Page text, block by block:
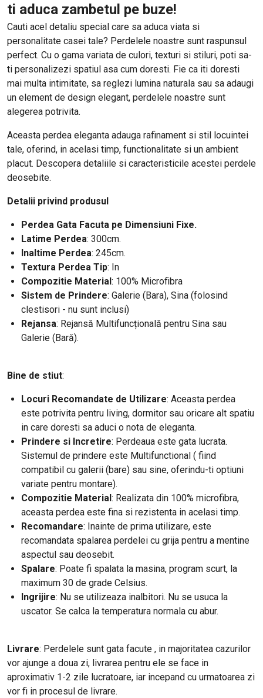
ti aduca zambetul pe buze!
Cauti acel detaliu special care sa aduca viata si
personalitate casei tale? Perdelele noastre sunt raspunsul
perfect. Cu o gama variata de culori, texturi si stiluri, poti sa-
ti personalizezi spatiul asa cum doresti. Fie ca iti doresti
mai multa intimitate, sa reglezi lumina naturala sau sa adaugi
un element de design elegant, perdelele noastre sunt
alegerea potrivita.
Aceasta perdea eleganta adauga rafinament si stil locuintei
tale, oferind, in acelasi timp, functionalitate si un ambient
placut. Descopera detaliile si caracteristicile acestei perdele
deosebite.
Detalii privind produsul
Perdea Gata Facuta pe Dimensiuni Fixe.
Latime Perdea: 300cm.
Inaltime Perdea: 245cm.
Textura Perdea Tip: In
Compozitie Material: 100% Microfibra
Sistem de Prindere: Galerie (Bara), Sina (folosind
clestisori - nu sunt inclusi)
Rejansa: Rejansă Multifuncțională pentru Sina sau
Galerie (Bară).
Bine de stiut:
Locuri Recomandate de Utilizare: Aceasta perdea
este potrivita pentru living, dormitor sau oricare alt spatiu
in care doresti sa aduci o nota de eleganta.
Prindere si Incretire: Perdeaua este gata lucrata.
Sistemul de prindere este Multifunctional ( fiind
compatibil cu galerii (bare) sau sine, oferindu-ti optiuni
variate pentru montare).
Compozitie Material: Realizata din 100% microfibra,
aceasta perdea este fina si rezistenta in acelasi timp.
Recomandare: Inainte de prima utilizare, este
recomandata spalarea perdelei cu grija pentru a mentine
aspectul sau deosebit.
Spalare: Poate fi spalata la masina, program scurt, la
maximum 30 de grade Celsius.
Ingrijire: Nu se utilizeaza inalbitori. Nu se usuca la
uscator. Se calca la temperatura normala cu abur.
Livrare: Perdelele sunt gata facute , in majoritatea cazurilor
vor ajunge a doua zi, livrarea pentru ele se face in
aproximativ 1-2 zile lucratoare, iar incepand cu urmatoarea zi
vor fi in procesul de livrare.